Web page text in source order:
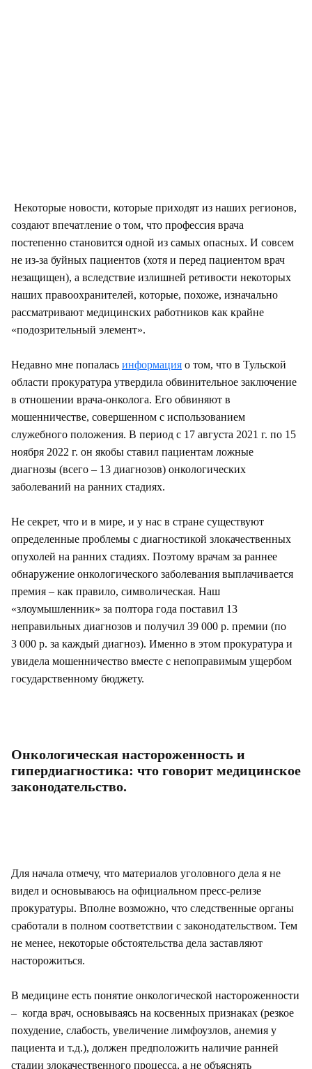
Некоторые новости, которые приходят из наших регионов,
создают впечатление о том, что профессия врача
постепенно становится одной из самых опасных. И совсем
не из-за буйных пациентов (хотя и перед пациентом врач
незащищен), а вследствие излишней ретивости некоторых
наших правоохранителей, которые, похоже, изначально
рассматривают медицинских работников как крайне
«подозрительный элемент».
Недавно мне попалась информация о том, что в Тульской
области прокуратура утвердила обвинительное заключение
в отношении врача-онколога. Его обвиняют в
мошенничестве, совершенном с использованием
служебного положения. В период с 17 августа 2021 г. по 15
ноября 2022 г. он якобы ставил пациентам ложные
диагнозы (всего – 13 диагнозов) онкологических
заболеваний на ранних стадиях.
Не секрет, что и в мире, и у нас в стране существуют
определенные проблемы с диагностикой злокачественных
опухолей на ранних стадиях. Поэтому врачам за раннее
обнаружение онкологического заболевания выплачивается
премия – как правило, символическая. Наш
«злоумышленник» за полтора года поставил 13
неправильных диагнозов и получил 39 000 р. премии (по
3 000 р. за каждый диагноз). Именно в этом прокуратура и
увидела мошенничество вместе с непоправимым ущербом
государственному бюджету.
Онкологическая настороженность и
гипердиагностика: что говорит медицинское
законодательство.
Для начала отмечу, что материалов уголовного дела я не
видел и основываюсь на официальном пресс-релизе
прокуратуры. Вполне возможно, что следственные органы
сработали в полном соответствии с законодательством. Тем
не менее, некоторые обстоятельства дела заставляют
насторожиться.
В медицине есть понятие онкологической настороженности
– когда врач, основываясь на косвенных признаках (резкое
похудение, слабость, увеличение лимфоузлов, анемия у
пациента и т.д.), должен предположить наличие ранней
стадии злокачественного процесса, а не объяснять